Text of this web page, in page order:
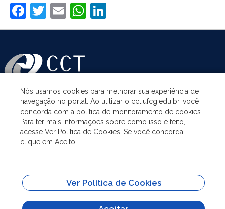
Facebook
Twitter
EmailWhatsApp
ASSUNTOS
ACESSO À INFORMAÇÃO
SITES IMPORTANTES
Nós usamos cookies para melhorar sua experiência de
navegação no portal. Ao utilizar o cct.ufcg.edu.br, você
concorda com a política de monitoramento de cookies.
Para ter mais informações sobre como isso é feito,
acesse Ver Política de Cookies. Se você concorda,
clique em Aceito.
Ver Política de Cookies